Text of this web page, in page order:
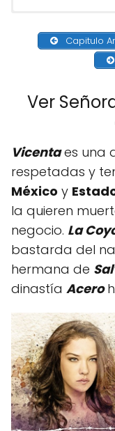
Capitulo
Ver
Vicentaes una
respetadas y
México y
la quieren
negocio. La
bastarda del
hermana de
dinastía Acero